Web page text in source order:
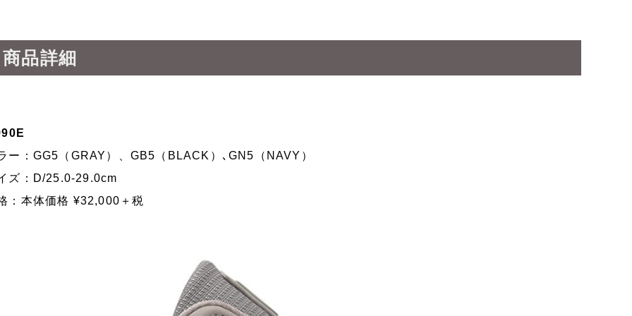
商品詳細
ー：GG5（GRAY）、GB5（BLACK）､GN5（NAVY）
ズ：D/25.0-29.0cm
：本体価格 ¥32,000＋税